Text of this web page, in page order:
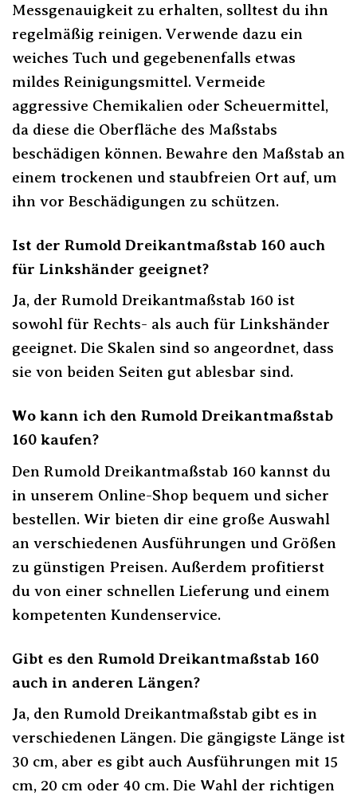
Messgenauigkeit zu erhalten, solltest du ihn
regelmäßig reinigen. Verwende dazu ein
weiches Tuch und gegebenenfalls etwas
mildes Reinigungsmittel. Vermeide
aggressive Chemikalien oder Scheuermittel,
da diese die Oberfläche des Maßstabs
beschädigen können. Bewahre den Maßstab an
einem trockenen und staubfreien Ort auf, um
ihn vor Beschädigungen zu schützen.
Ist der Rumold Dreikantmaßstab 160 auch
für Linkshänder geeignet?
Ja, der Rumold Dreikantmaßstab 160 ist
sowohl für Rechts- als auch für Linkshänder
geeignet. Die Skalen sind so angeordnet, dass
sie von beiden Seiten gut ablesbar sind.
Wo kann ich den Rumold Dreikantmaßstab
160 kaufen?
Den Rumold Dreikantmaßstab 160 kannst du
in unserem Online-Shop bequem und sicher
bestellen. Wir bieten dir eine große Auswahl
an verschiedenen Ausführungen und Größen
zu günstigen Preisen. Außerdem profitierst
du von einer schnellen Lieferung und einem
kompetenten Kundenservice.
Gibt es den Rumold Dreikantmaßstab 160
auch in anderen Längen?
Ja, den Rumold Dreikantmaßstab gibt es in
verschiedenen Längen. Die gängigste Länge ist
30 cm, aber es gibt auch Ausführungen mit 15
cm, 20 cm oder 40 cm. Die Wahl der richtigen